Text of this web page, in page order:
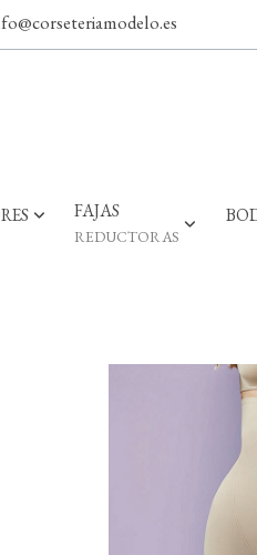
FAJAS
REDUCTORAS